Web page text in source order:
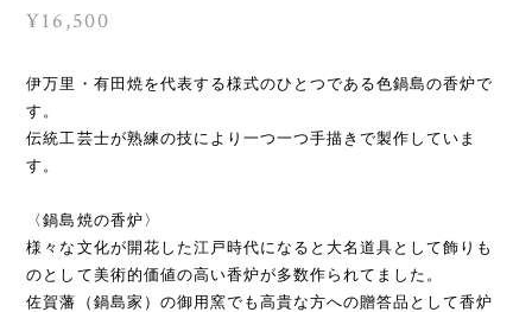
¥16,500
伊万里・有田焼を代表する様式のひとつである色鍋島の香炉で
す。
伝統工芸士が熟練の技により一つ一つ手描きで製作していま
す。
〈鍋島焼の香炉〉
様々な文化が開花した江戸時代になると大名道具として飾りも
のとして美術的価値の高い香炉が多数作られてました。
佐賀藩（鍋島家）の御用窯でも高貴な方への贈答品として香炉